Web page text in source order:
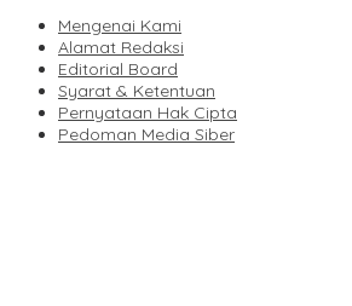
Mengenai Kami
Alamat Redaksi
Editorial Board
Syarat & Ketentuan
Pernyataan Hak Cipta
Pedoman Media Siber